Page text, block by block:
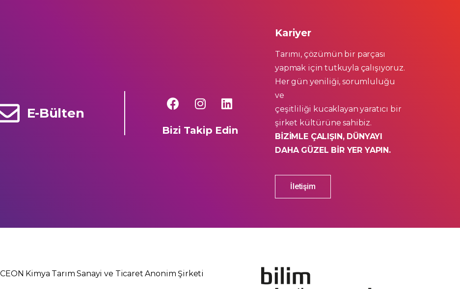
E-Bülten
Bizi Takip Edin
Kariyer
Tarımı, çözümün bir parçası
yapmak için tutkuyla çalışıyoruz.
Her gün yeniliği, sorumluluğu
ve
çeşitliliği kucaklayan yaratıcı bir
şirket kültürüne sahibiz.
BİZİMLE ÇALIŞIN, DÜNYAYI
DAHA GÜZEL BİR YER YAPIN.
İletişim
CEON Kimya Tarım Sanayi ve Ticaret Anonim Şirketi